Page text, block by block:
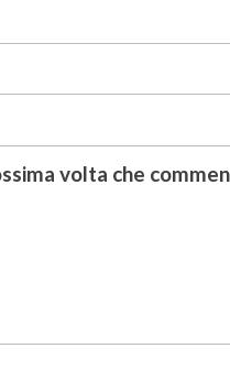
volta che